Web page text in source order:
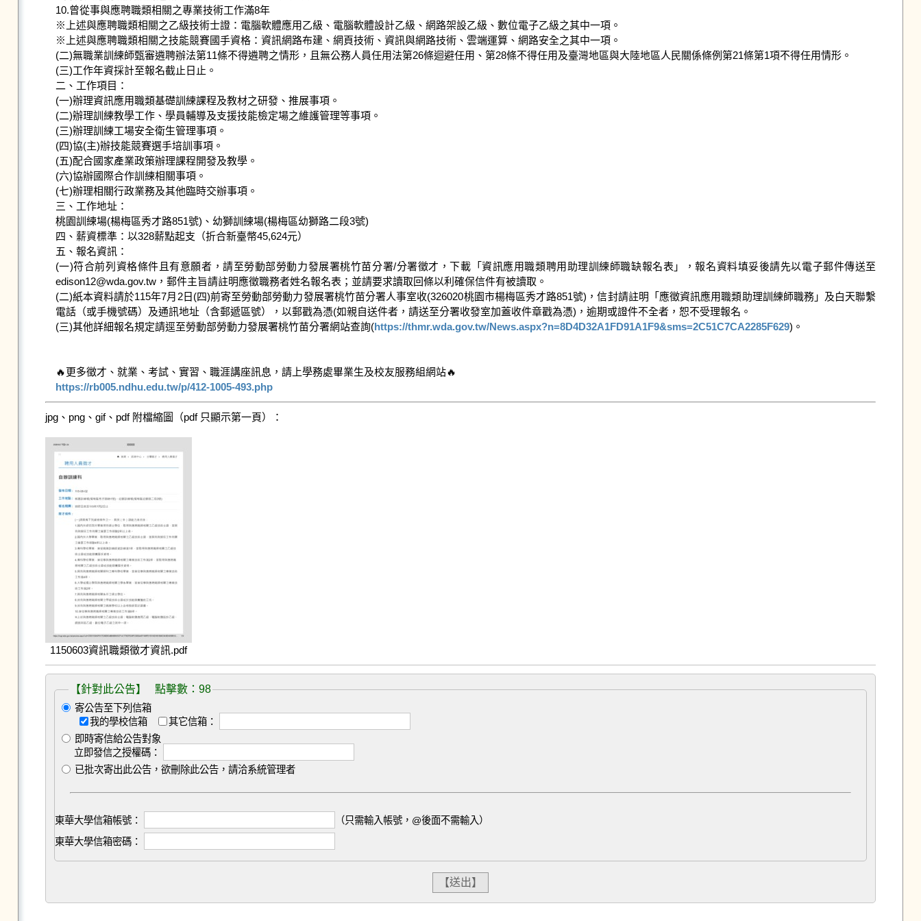
10.曾從事與應聘職類相關之專業技術工作滿8年
※上述與應聘職類相關之乙級技術士證：電腦軟體應用乙級、電腦軟體設計乙級、網路架設乙級、數位電子乙級之其中一項。
※上述與應聘職類相關之技能競賽國手資格：資訊網路布建、網頁技術、資訊與網路技術、雲端運算、網路安全之其中一項。
(二)無職業訓練師甄審遴聘辦法第11條不得遴聘之情形，且無公務人員任用法第26條迴避任用、第28條不得任用及臺灣地區與大陸地區人民關係條例第21條第1項不得任用情形。
(三)工作年資採計至報名截止日止。
二、工作項目：
(一)辦理資訊應用職類基礎訓練課程及教材之研發、推展事項。
(二)辦理訓練教學工作、學員輔導及支援技能檢定場之維護管理等事項。
(三)辦理訓練工場安全衛生管理事項。
(四)協(主)辦技能競賽選手培訓事項。
(五)配合國家產業政策辦理課程開發及教學。
(六)協辦國際合作訓練相關事項。
(七)辦理相關行政業務及其他臨時交辦事項。
三、工作地址：
桃園訓練場(楊梅區秀才路851號)、幼獅訓練場(楊梅區幼獅路二段3號)
四、薪資標準：以328薪點起支（折合新臺幣45,624元）
五、報名資訊：
(一)符合前列資格條件且有意願者，請至勞動部勞動力發展署桃竹苗分署/分署徵才，下載「資訊應用職類聘用助理訓練師職缺報名表」，報名資料填妥後請先以電子郵件傳送至
edison12@wda.gov.tw，郵件主旨請註明應徵職務者姓名報名表；並請要求讀取回條以利確保信件有被讀取。
(二)紙本資料請於115年7月2日(四)前寄至勞動部勞動力發展署桃竹苗分署人事室收(326020桃園市楊梅區秀才路851號)，信封請註明「應徵資訊應用職類助理訓練師職務」及白天聯繫
電話（或手機號碼）及通訊地址（含郵遞區號），以郵戳為憑(如親自送件者，請送至分署收發室加蓋收件章戳為憑)，逾期或證件不全者，恕不受理報名。
(三)其他詳細報名規定請逕至勞動部勞動力發展署桃竹苗分署網站查詢(https://thmr.wda.gov.tw/News.aspx?n=8D4D32A1FD91A1F9&sms=2C51C7CA2285F629)。
https://rb005.ndhu.edu.tw/p/412-1005-493.php
jpg、png、gif、pdf 附檔縮圖（pdf 只顯示第一頁）：
1150603資訊職類徵才資訊.pdf
【針對此公告】 點擊數：98
寄公告至下列信箱
我的學校信箱
其它信箱：
即時寄信給公告對象
立即發信之授權碼：
已批次寄出此公告，欲刪除此公告，請洽系統管理者
東華大學信箱帳號：
（只需輸入帳號，@後面不需輸入）
東華大學信箱密碼：